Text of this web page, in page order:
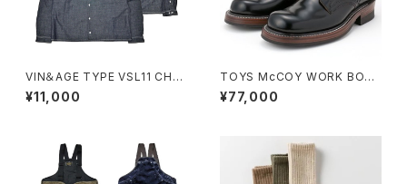
VIN＆AGE TYPE VSL11 CHA
MBRAY SHIRT
¥11,000
TOYS McCOY WORK BOO
TS "SAXON" GLASS LEATH
ER
¥77,000